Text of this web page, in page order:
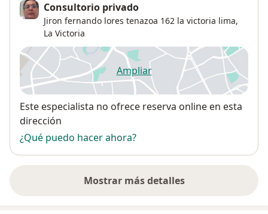
Consultorio privado
Jiron fernando lores tenazoa 162 la victoria lima,
La Victoria
Ampliarse abre en una nueva
Disponibilidad
Este especialista no ofrece reserva online en esta
dirección
¿Qué puedo hacer ahora?
Mostrar más detalles
sobre la dirección